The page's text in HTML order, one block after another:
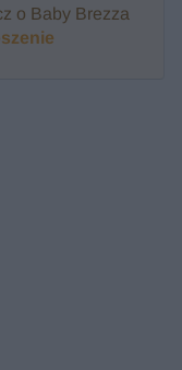
o Baby Brezza